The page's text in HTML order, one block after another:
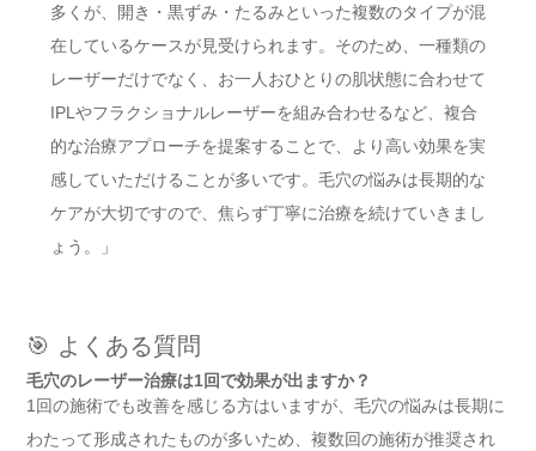
多くが、開き・黒ずみ・たるみといった複数のタイプが混
在しているケースが見受けられます。そのため、一種類の
レーザーだけでなく、お一人おひとりの肌状態に合わせて
IPLやフラクショナルレーザーを組み合わせるなど、複合
的な治療アプローチを提案することで、より高い効果を実
感していただけることが多いです。毛穴の悩みは長期的な
ケアが大切ですので、焦らず丁寧に治療を続けていきまし
ょう。」
🎯 よくある質問
毛穴のレーザー治療は1回で効果が出ますか？
1回の施術でも改善を感じる方はいますが、毛穴の悩みは長期に
わたって形成されたものが多いため、複数回の施術が推奨され